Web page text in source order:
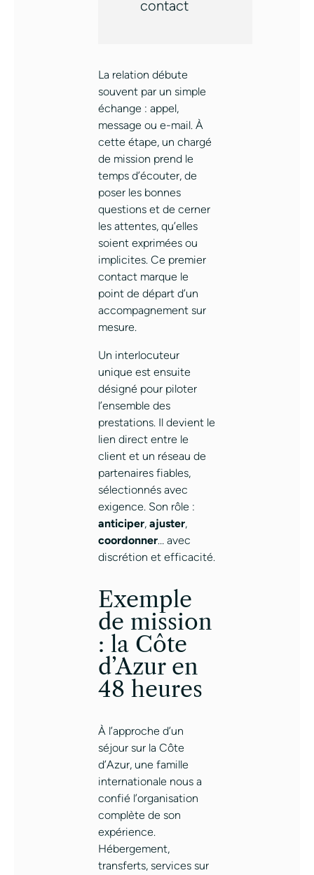
contact
La relation débute
souvent par un simple
échange : appel,
message ou e-mail. À
cette étape, un chargé
de mission prend le
temps d’écouter, de
poser les bonnes
questions et de cerner
les attentes, qu’elles
soient exprimées ou
implicites. Ce premier
contact marque le
point de départ d’un
accompagnement sur
mesure.
Un interlocuteur
unique est ensuite
désigné pour piloter
l’ensemble des
prestations. Il devient le
lien direct entre le
client et un réseau de
partenaires fiables,
sélectionnés avec
exigence. Son rôle :
anticiper, ajuster,
coordonner… avec
discrétion et efficacité.
Exemple
de mission
: la Côte
d’Azur en
48 heures
À l’approche d’un
séjour sur la Côte
d’Azur, une famille
internationale nous a
confié l’organisation
complète de son
expérience.
Hébergement,
transferts, services sur